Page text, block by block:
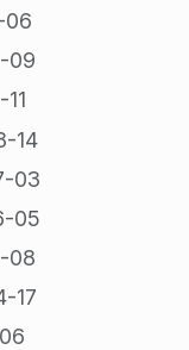
06
09
14
03
05
08
17